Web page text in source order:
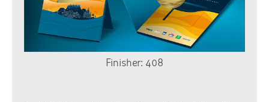
Finisher: 408